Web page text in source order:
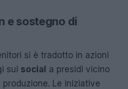
e sostegno di
si è tradotto in azioni
sui social a presidi vicino
Le iniziative